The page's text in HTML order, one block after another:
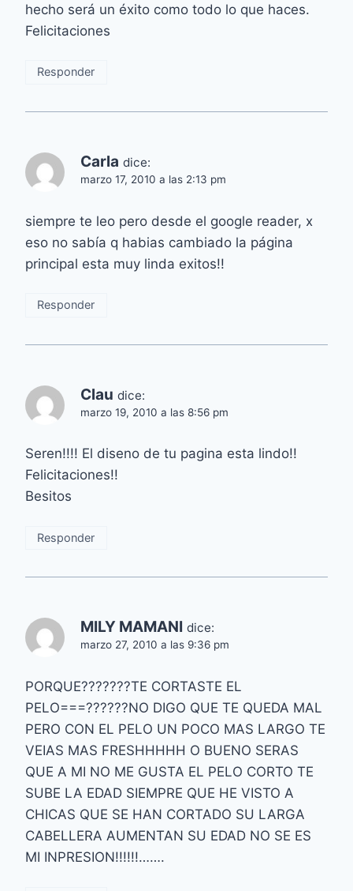
hecho será un éxito como todo lo que haces.
Felicitaciones
Responder
Carla dice:
marzo 17, 2010 a las 2:13 pm
siempre te leo pero desde el google reader, x
eso no sabía q habias cambiado la página
principal esta muy linda exitos!!
Responder
Clau dice:
marzo 19, 2010 a las 8:56 pm
Seren!!!! El diseno de tu pagina esta lindo!!
Felicitaciones!!
Besitos
Responder
MILY MAMANI dice:
marzo 27, 2010 a las 9:36 pm
PORQUE???????TE CORTASTE EL
PELO===??????NO DIGO QUE TE QUEDA MAL
PERO CON EL PELO UN POCO MAS LARGO TE
VEIAS MAS FRESHHHHH O BUENO SERAS
QUE A MI NO ME GUSTA EL PELO CORTO TE
SUBE LA EDAD SIEMPRE QUE HE VISTO A
CHICAS QUE SE HAN CORTADO SU LARGA
CABELLERA AUMENTAN SU EDAD NO SE ES
MI INPRESION!!!!!!…….